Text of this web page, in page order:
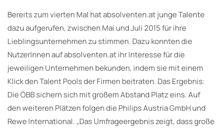
Bereits zum vierten Mal hat absolventen.at junge Talente
dazu aufgerufen, zwischen Mai und Juli 2015 für ihre
Lieblingsunternehmen zu stimmen. Dazu konnten die
NutzerInnen auf absolventen.at ihr Interesse für die
jeweiligen Unternehmen bekunden, indem sie mit einem
Klick den Talent Pools der Firmen beitraten. Das Ergebnis:
Die ÖBB sichern sich mit großem Abstand Platz eins. Auf
den weiteren Plätzen folgen die Philips Austria GmbH und
Rewe International. „Das Umfrageergebnis zeigt, dass große